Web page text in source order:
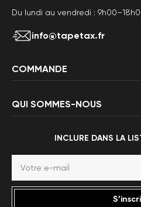
Du lundi au vendredi :
info@tapetax.fr
COMMANDE
QUI SOMMES-NOUS
INCLURE DANS LA